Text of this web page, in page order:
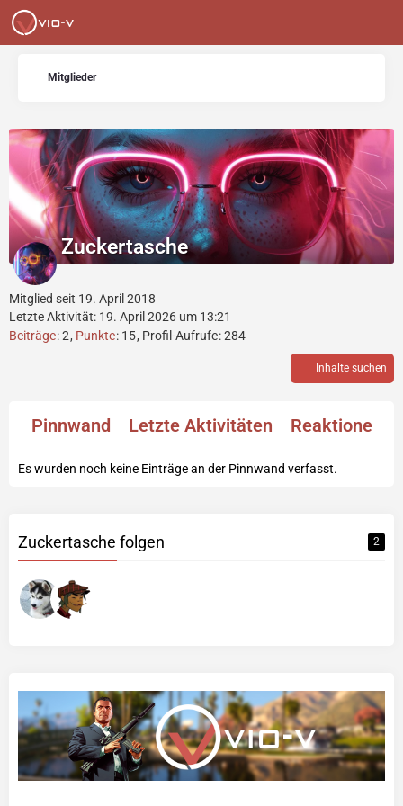
Mitglieder
Zuckertasche
Mitglied seit 19. April 2018
Letzte Aktivität: 19. April 2026 um 13:21
Beiträge 2 Punkte 15 Profil-Aufrufe 284
Inhalte suchen
Pinnwand Letzte Aktivitäten Reaktionen
Es wurden noch keine Einträge an der Pinnwand verfasst.
Zuckertasche folgen 2